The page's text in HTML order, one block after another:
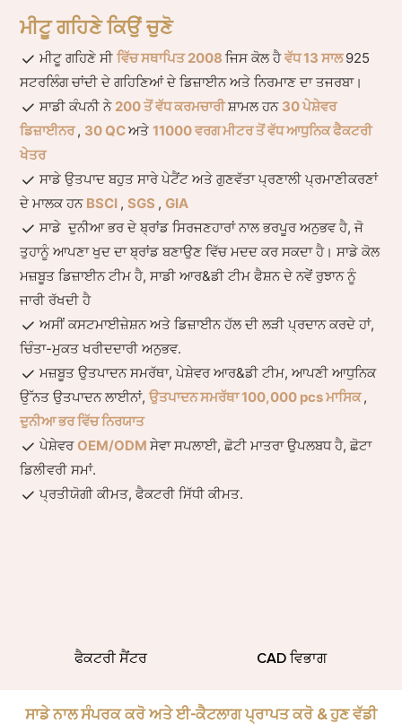
ਮੀਟੂ ਗਹਿਣੇ ਕਿਉਂ ਚੁਣੋ
ਮੀਟੂ ਗਹਿਣੇ ਸੀਵਿੱਚ ਸਥਾਪਿਤ 2008ਜਿਸ ਕੋਲ ਹੈਵੱਧ 13 ਸਾਲ925
ਸਟਰਲਿੰਗ ਚਾਂਦੀ ਦੇ ਗਹਿਣਿਆਂ ਦੇ ਡਿਜ਼ਾਈਨ ਅਤੇ ਨਿਰਮਾਣ ਦਾ ਤਜਰਬਾ।
ਸਾਡੀ ਕੰਪਨੀ ਨੇ 200 ਤੋਂ ਵੱਧ ਕਰਮਚਾਰੀਸ਼ਾਮਲ ਹਨ 30 ਪੇਸ਼ੇਵਰ
ਡਿਜ਼ਾਈਨਰ, 30 QCਅਤੇ11000 ਵਰਗ ਮੀਟਰ ਤੋਂ ਵੱਧ ਆਧੁਨਿਕ ਫੈਕਟਰੀ
ਖੇਤਰ
ਸਾਡੇ ਉਤਪਾਦ ਬਹੁਤ ਸਾਰੇ ਪੇਟੈਂਟ ਅਤੇ ਗੁਣਵੱਤਾ ਪ੍ਰਣਾਲੀ ਪ੍ਰਮਾਣੀਕਰਣਾਂ
ਦੇ ਮਾਲਕ ਹਨ BSCI ,SGS ,GIA
ਸਾਡੇ ਦੁਨੀਆ ਭਰ ਦੇ ਬ੍ਰਾਂਡ ਸਿਰਜਣਹਾਰਾਂ ਨਾਲ ਭਰਪੂਰ ਅਨੁਭਵ ਹੈ, ਜੋ
ਤੁਹਾਨੂੰ ਆਪਣਾ ਖੁਦ ਦਾ ਬ੍ਰਾਂਡ ਬਣਾਉਣ ਵਿੱਚ ਮਦਦ ਕਰ ਸਕਦਾ ਹੈ। ਸਾਡੇ ਕੋਲ
ਮਜ਼ਬੂਤ ​​ਡਿਜ਼ਾਈਨ ਟੀਮ ਹੈ, ਸਾਡੀ ਆਰ&ਡੀ ਟੀਮ ਫੈਸ਼ਨ ਦੇ ਨਵੇਂ ਰੁਝਾਨ ਨੂੰ
ਜਾਰੀ ਰੱਖਦੀ ਹੈ
ਅਸੀਂ ਕਸਟਮਾਈਜ਼ੇਸ਼ਨ ਅਤੇ ਡਿਜ਼ਾਈਨ ਹੱਲ ਦੀ ਲੜੀ ਪ੍ਰਦਾਨ ਕਰਦੇ ਹਾਂ,
ਚਿੰਤਾ-ਮੁਕਤ ਖਰੀਦਦਾਰੀ ਅਨੁਭਵ.
ਮਜ਼ਬੂਤ ​​ਉਤਪਾਦਨ ਸਮਰੱਥਾ, ਪੇਸ਼ੇਵਰ ਆਰ&ਡੀ ਟੀਮ, ਆਪਣੀ ਆਧੁਨਿਕ
ਉੱਨਤ ਉਤਪਾਦਨ ਲਾਈਨਾਂ,ਉਤਪਾਦਨ ਸਮਰੱਥਾ 100,000 pcs ਮਾਸਿਕ,
ਦੁਨੀਆ ਭਰ ਵਿੱਚ ਨਿਰਯਾਤ
ਪੇਸ਼ੇਵਰOEM/ODMਸੇਵਾ ਸਪਲਾਈ, ਛੋਟੀ ਮਾਤਰਾ ਉਪਲਬਧ ਹੈ, ਛੋਟਾ
ਡਿਲੀਵਰੀ ਸਮਾਂ.
ਪ੍ਰਤੀਯੋਗੀ ਕੀਮਤ, ਫੈਕਟਰੀ ਸਿੱਧੀ ਕੀਮਤ.
ਫੈਕਟਰੀ ਸੈਂਟਰ CAD ਵਿਭਾਗ
ਸਾਡੇ ਨਾਲ ਸੰਪਰਕ ਕਰੋ ਅਤੇ ਈ-ਕੈਟਲਾਗ ਪ੍ਰਾਪਤ ਕਰੋ & ਹੁਣ ਵੱਡੀ